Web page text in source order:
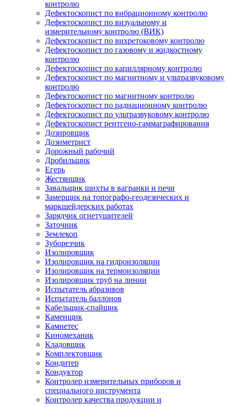
контролю
Дефектоскопист по вибрационному контролю
Дефектоскопист по визуальному и
измерительному контролю (ВИК)
Дефектоскопист по вихретоковому контролю
Дефектоскопист по газовому и жидкостному
контролю
Дефектоскопист по капиллярному контролю
Дефектоскопист по магнитному и ультразвуковому
контролю
Дефектоскопист по магнитному контролю
Дефектоскопист по радиационному контролю
Дефектоскопист по ультразвуковому контролю
Дефектоскопист рентгено-гаммаграфирования
Дозировщик
Дозиметрист
Дорожный рабочий
Дробильщик
Егерь
Жестянщик
Завальщик шихты в вагранки и печи
Замерщик на топографо-геодезических и
маркшейдерских работах
Зарядчик огнетушителей
Заточник
Землекоп
Зуборезчик
Изолировщик
Изолировщик на гидроизоляции
Изолировщик на термоизоляции
Изолировщик труб на линии
Испытатель абразивов
Испытатель баллонов
Кабельщик-спайщик
Каменщик
Камнетес
Киномеханик
Кладовщик
Комплектовщик
Кондитер
Кондуктор
Контролер измерительных приборов и
специального инструмента
Контролер качества продукции и